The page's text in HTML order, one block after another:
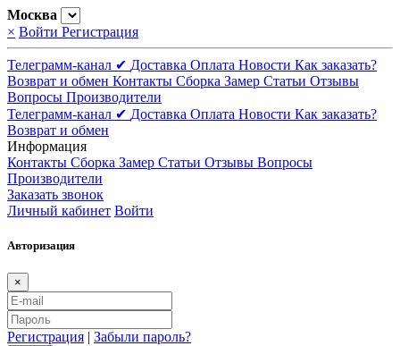
Москва
× Войти Регистрация
Телеграмм-канал ✔ Доставка Оплата Новости Как заказать?
Возврат и обмен Контакты Сборка Замер Статьи Отзывы
Вопросы Производители
Телеграмм-канал ✔ Доставка Оплата Новости Как заказать?
Возврат и обмен
Информация
Контакты Сборка Замер Статьи Отзывы Вопросы
Производители
Заказать звонок
Личный кабинет Войти
Авторизация
×
Регистрация | Забыли пароль?